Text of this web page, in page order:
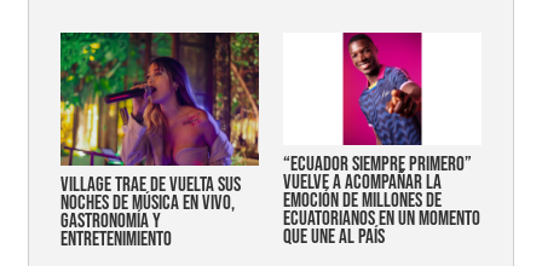
Village trae de vuelta sus
noches de música en vivo,
gastronomía y
entretenimiento
“Ecuador siempre primero”
vuelve a acompañar la
emoción de millones de
ecuatorianos en un momento
que une al país